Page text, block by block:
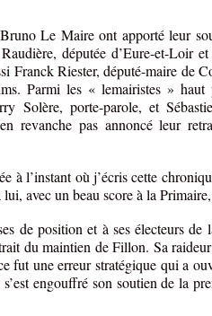
Le Maire ont apporté leur
députée d’Eure-et-Loir
Franck Riester, député-maire de
Parmi les « lemairistes » haut
Solère, porte-parole, et
revanche pas annoncé leur
à l’instant où j’écris cette
lui, avec un beau score à la Primaire,
de position et à ses électeurs de
du maintien de Fillon. Sa
fut une erreur stratégique qui a
engouffré son soutien de la